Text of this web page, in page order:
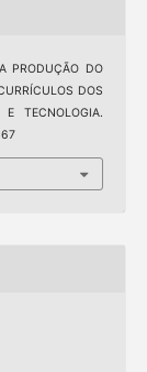
PRODUÇÃO DO
DOS
TECNOLOGIA.